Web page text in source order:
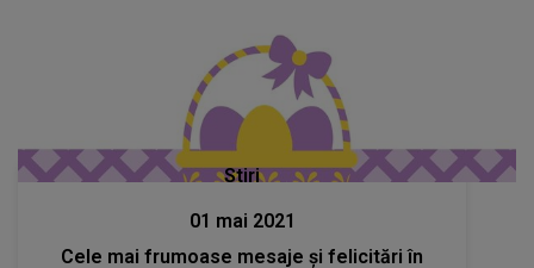
Stiri
01 mai 2021
Cele mai frumoase mesaje și felicitări în